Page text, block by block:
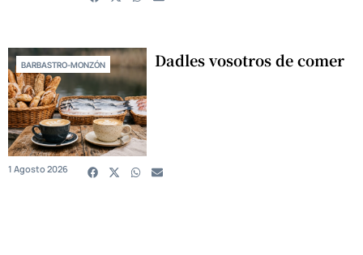
BARBASTRO-MONZÓN Dadles vosotros de comer
1 Agosto 2026